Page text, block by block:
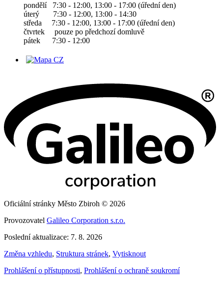
pondělí 7:30 - 12:00, 13:00 - 17:00 (úřední den)
úterý 7:30 - 12:00, 13:00 - 14:30
středa 7:30 - 12:00, 13:00 - 17:00 (úřední den)
čtvrtek pouze po předchozí domluvě
pátek 7:30 - 12:00
Oficiální stránky Město Zbiroh © 2026
Provozovatel Galileo Corporation s.r.o.
Poslední aktualizace: 7. 8. 2026
Změna vzhledu, Struktura stránek, Vytisknout
Prohlášení o přístupnosti, Prohlášení o ochraně soukromí